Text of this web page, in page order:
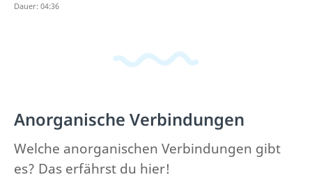
Dauer: 04:36
Anorganische Verbindungen
Welche anorganischen Verbindungen gibt
es? Das erfährst du hier!